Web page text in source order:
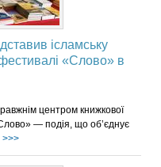
ісламську
«Слово» в
центром книжкової
— подія, що об’єднує
>>>